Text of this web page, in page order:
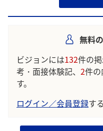
無料
ビジョンには132件の
考・面接体験記、 2件
す。
ログイン／会員登録す